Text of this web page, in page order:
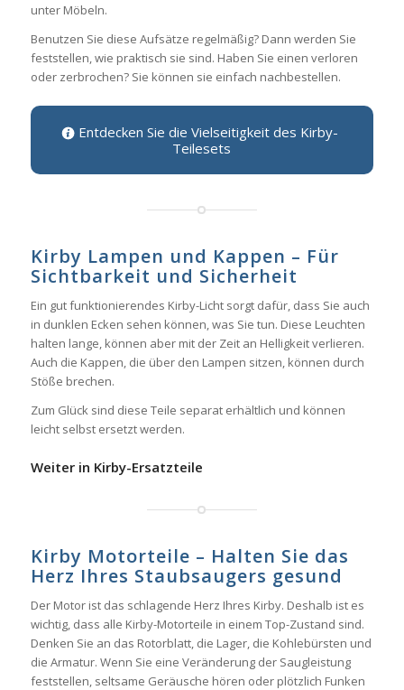
unter Möbeln.
Benutzen Sie diese Aufsätze regelmäßig? Dann werden Sie
feststellen, wie praktisch sie sind. Haben Sie einen verloren
oder zerbrochen? Sie können sie einfach nachbestellen.
Entdecken Sie die Vielseitigkeit des Kirby-
Teilesets
Kirby Lampen und Kappen – Für
Sichtbarkeit und Sicherheit
Ein gut funktionierendes Kirby-Licht sorgt dafür, dass Sie auch
in dunklen Ecken sehen können, was Sie tun. Diese Leuchten
halten lange, können aber mit der Zeit an Helligkeit verlieren.
Auch die Kappen, die über den Lampen sitzen, können durch
Stöße brechen.
Zum Glück sind diese Teile separat erhältlich und können
leicht selbst ersetzt werden.
Weiter in Kirby-Ersatzteile
Kirby Motorteile – Halten Sie das
Herz Ihres Staubsaugers gesund
Der Motor ist das schlagende Herz Ihres Kirby. Deshalb ist es
wichtig, dass alle Kirby-Motorteile in einem Top-Zustand sind.
Denken Sie an das Rotorblatt, die Lager, die Kohlebürsten und
die Armatur. Wenn Sie eine Veränderung der Saugleistung
feststellen, seltsame Geräusche hören oder plötzlich Funken